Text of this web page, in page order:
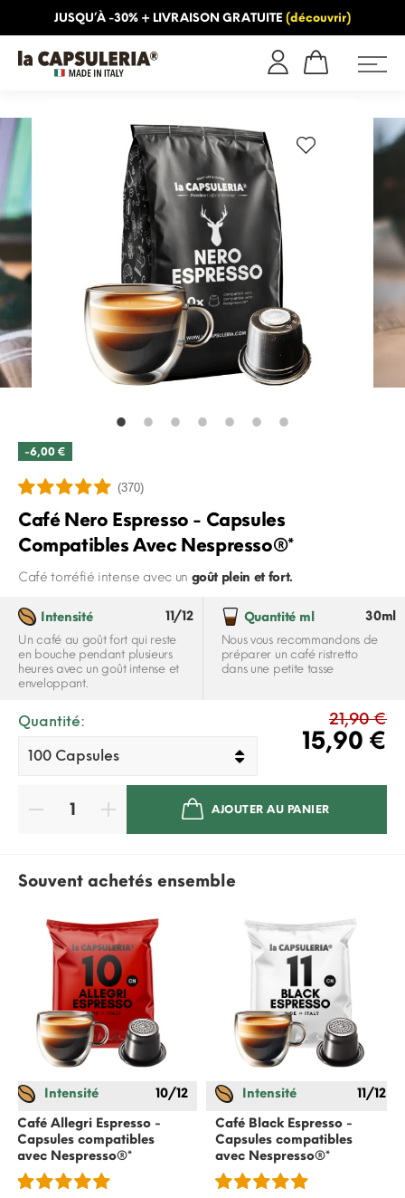
JUSQU’À -30% + LIVRAISON GRATUITE (découvrir)
-6,00 €
(370)
Café Nero Espresso - Capsules
Compatibles Avec Nespresso®*
Café torréfié intense avec un goût plein et fort.
Intensité 11/12
Un café au goût fort qui reste
en bouche pendant plusieurs
heures avec un goût intense et
enveloppant.
Quantité ml 30ml
Nous vous recommandons de
préparer un café ristretto
dans une petite tasse
21,90 €
15,90 €
Quantité:
AJOUTER AU PANIER
Souvent achetés ensemble
Intensité
10/12
Café Allegri Espresso -
Capsules compatibles
avec Nespresso®*
Intensité
11/12
Café Black Espresso -
Capsules compatibles
avec Nespresso®*